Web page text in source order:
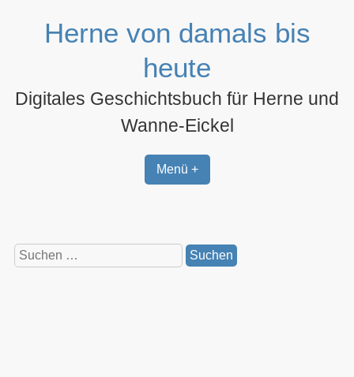
springenHerne von damals bis
heute
Digitales Geschichtsbuch für Herne und
Wanne-Eickel
Menü +
Suchen
nach: